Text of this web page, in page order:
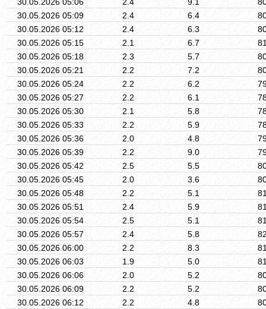
30.05.2026 05:09
2.4 6.4
30.05.2026 05:12
2.4 6.3
30.05.2026 05:15
2.1 6.7
30.05.2026 05:18
2.3 5.7
30.05.2026 05:21
2.2 7.2
30.05.2026 05:24
2.2 6.2
30.05.2026 05:27
2.2 6.1
30.05.2026 05:30
2.1 5.8
30.05.2026 05:33
2.2 5.9
30.05.2026 05:36
2.0 4.8
30.05.2026 05:39
2.2 9.0
30.05.2026 05:42
2.5 5.5
30.05.2026 05:45
2.0 3.6
30.05.2026 05:48
2.2 5.1
30.05.2026 05:51
2.4 5.9
30.05.2026 05:54
2.5 5.1
30.05.2026 05:57
2.4 5.8
30.05.2026 06:00
2.2 8.3
30.05.2026 06:03
1.9 5.0
30.05.2026 06:06
2.0 5.2
30.05.2026 06:09
2.2 5.2
30.05.2026 06:12
2.2 4.8